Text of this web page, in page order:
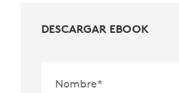
DESCARGAR EBOOK
Nombre*